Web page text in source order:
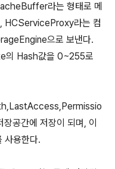
라는 형태로 메
HCServiceProxy라는 컴
으로 보낸다.
의 Hash값을 0~255로
공간에 저장이 되며, 이
사용한다.